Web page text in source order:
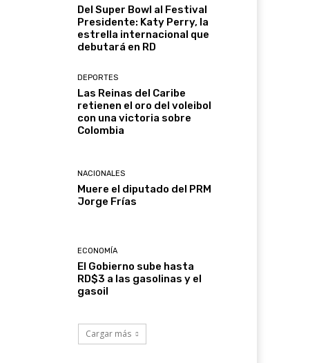
Del Super Bowl al Festival
Presidente: Katy Perry, la
estrella internacional que
debutará en RD
DEPORTES
Las Reinas del Caribe
retienen el oro del voleibol
con una victoria sobre
Colombia
NACIONALES
Muere el diputado del PRM
Jorge Frías
ECONOMÍA
El Gobierno sube hasta
RD$3 a las gasolinas y el
gasoil
Cargar más